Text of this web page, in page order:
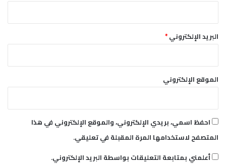
البريد الإلكتروني*
الموقع الإلكتروني
احفظ اسمي، بريدي الإلكتروني، والموقع الإلكتروني في هذا
المتصفح لاستخدامها المرة المقبلة في تعليقي.
أعلمني بمتابعة التعليقات بواسطة البريد الإلكتروني.